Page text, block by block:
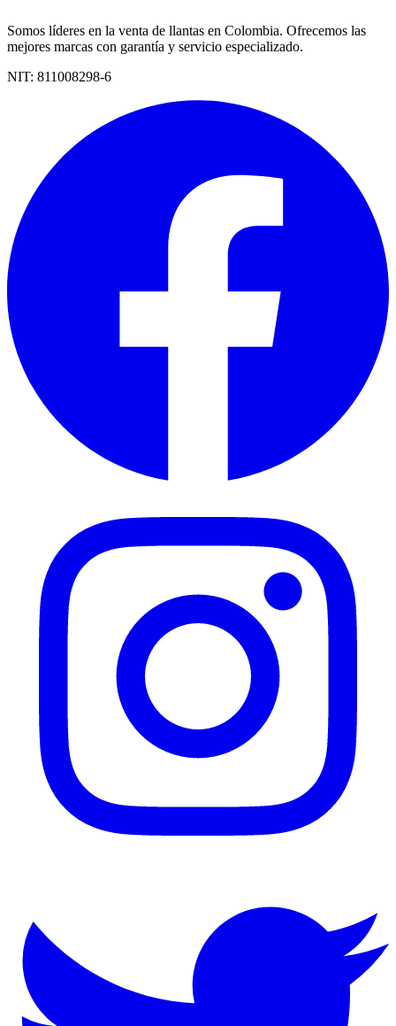
Somos líderes en la venta de llantas en Colombia. Ofrecemos las
mejores marcas con garantía y servicio especializado.
NIT: 811008298-6